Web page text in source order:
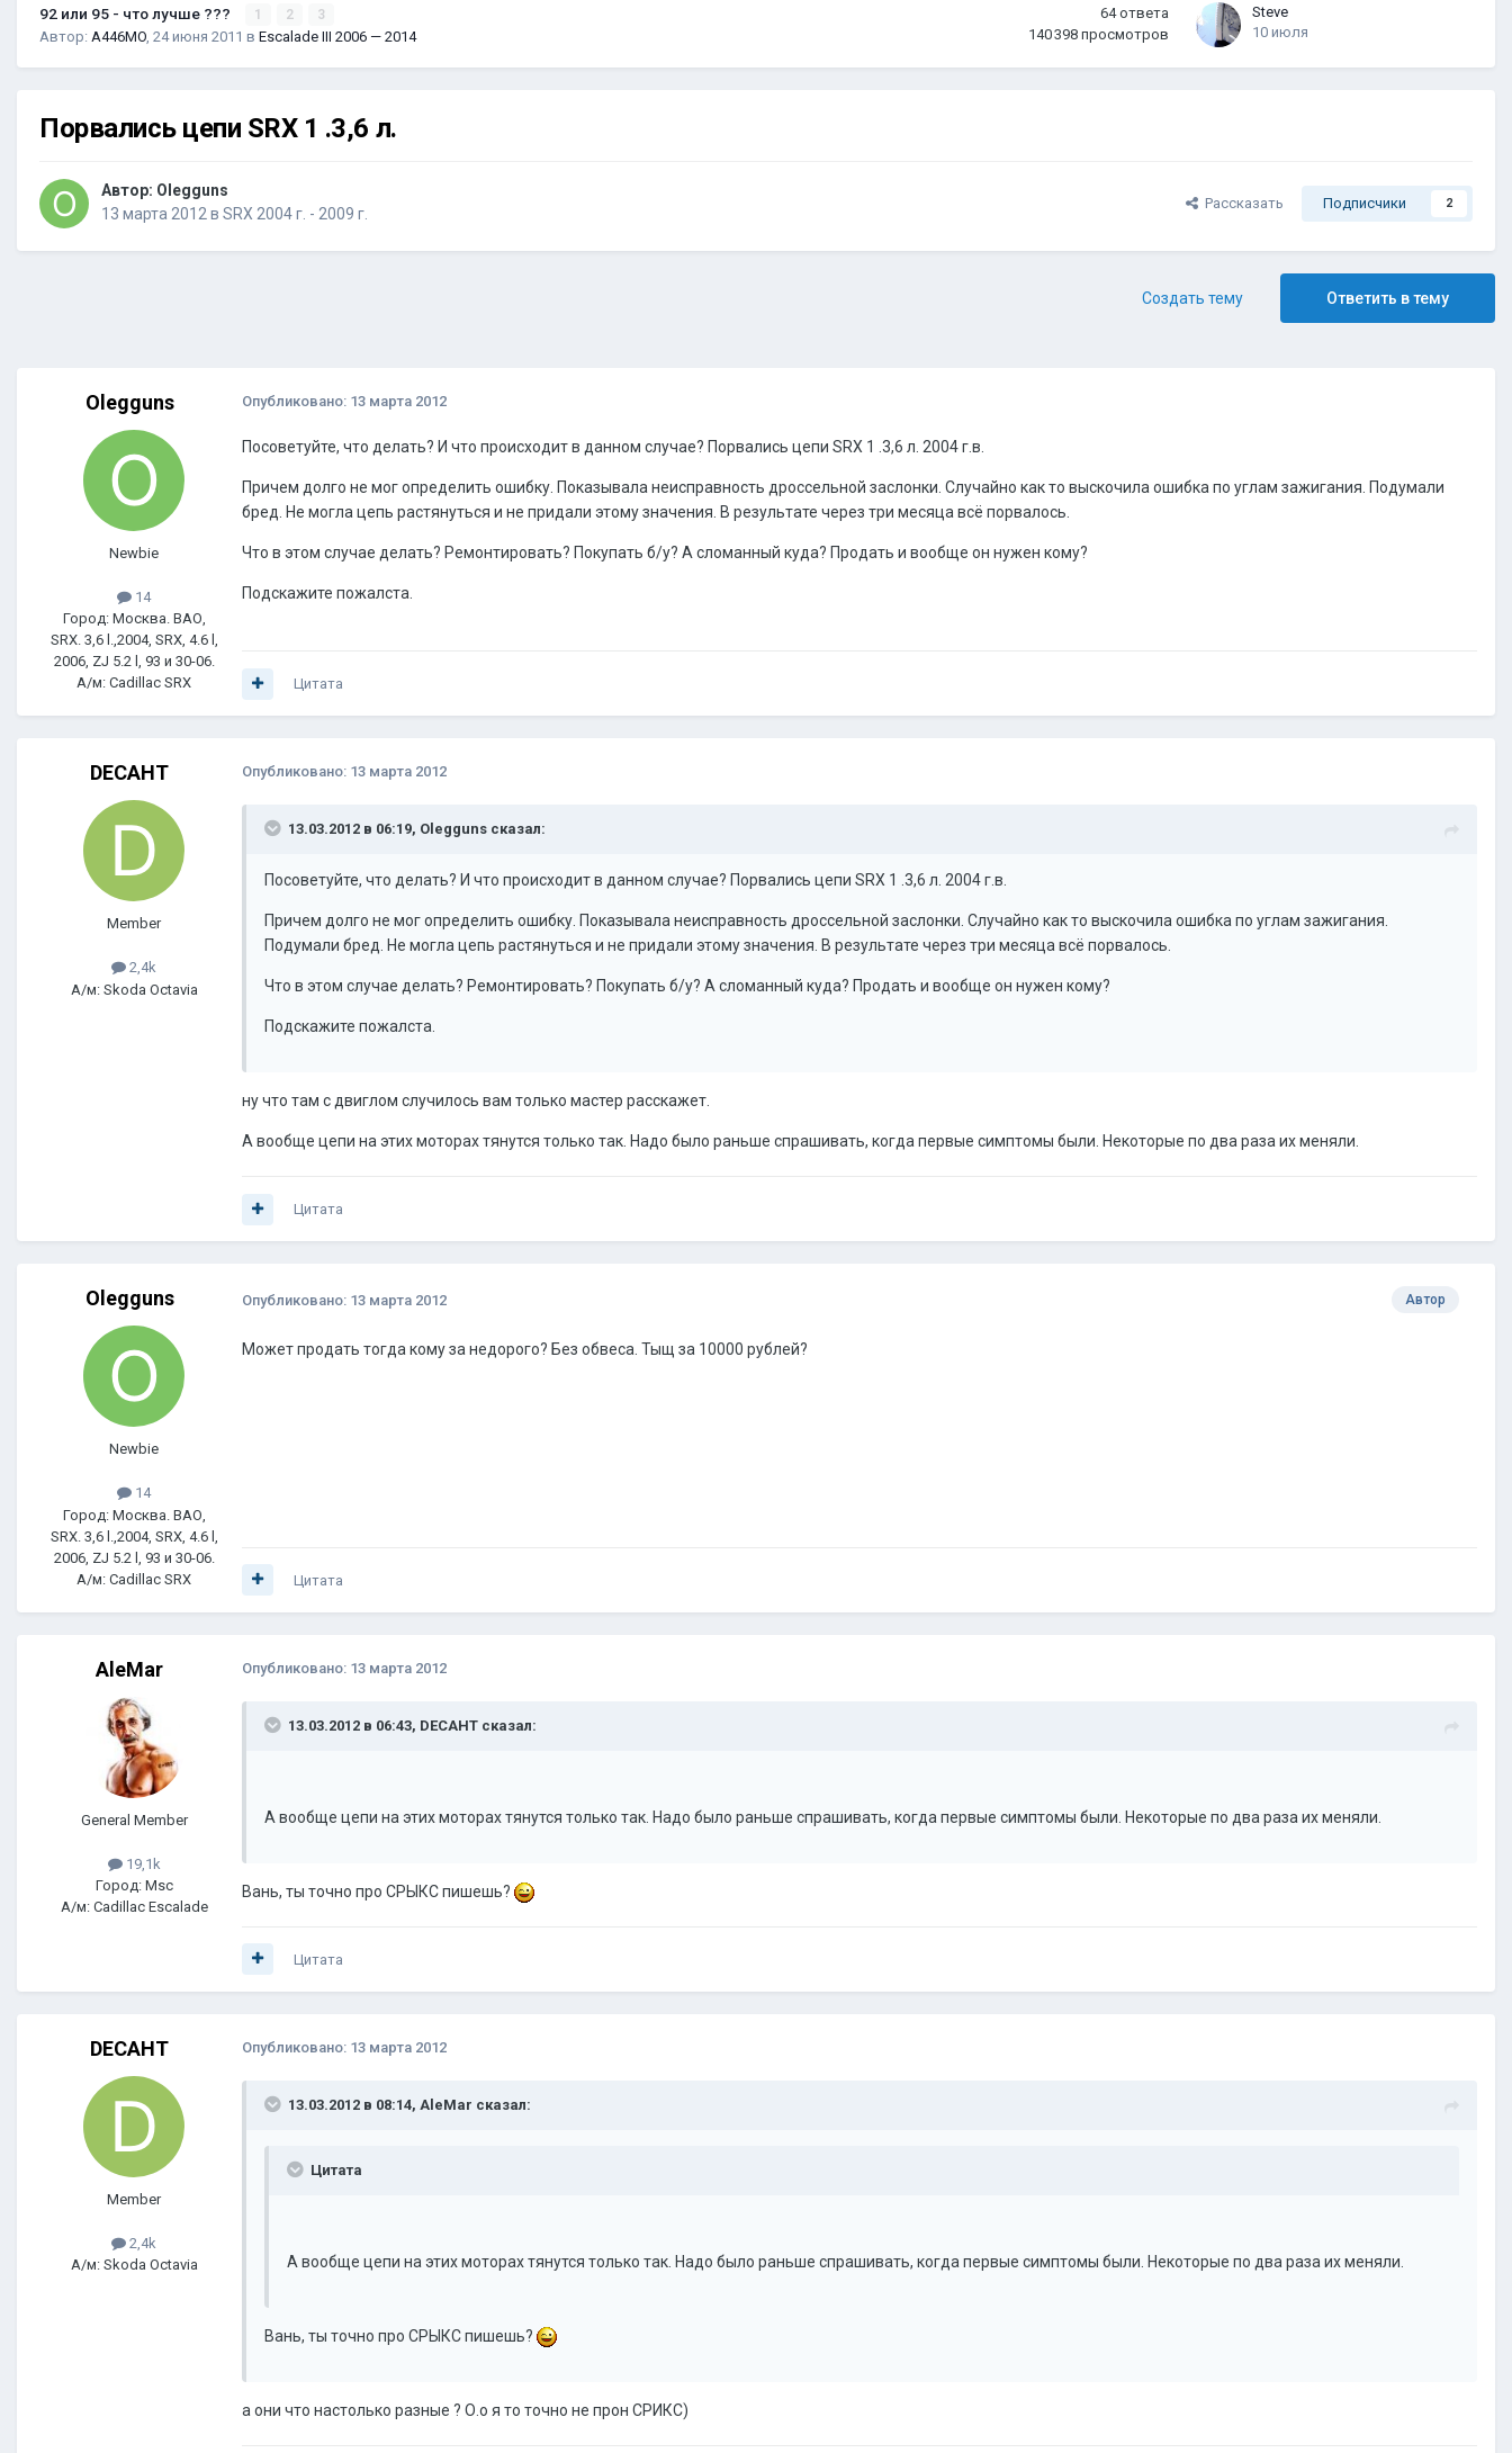
92 или 95 - что лучше ??? 1 2 3
Автор: A446MO 24 июня 2011 в Escalade III 2006 — 2014
64 ответа
140 398 просмотров
Steve
10 июля
Порвались цепи SRX 1 .3,6 л.
Автор: Olegguns
13 марта 2012 в SRX 2004 г. - 2009 г.
Рассказать Подписчики 2
Ответить в тему
Создать тему
Olegguns
Newbie
14
Город: Москва. ВАО,
SRX. 3,6 l.,2004, SRX, 4.6 l,
2006, ZJ 5.2 l, 93 и 30-06.
А/м: Cadillac SRX
Опубликовано: 13 марта 2012
Посоветуйте, что делать? И что происходит в данном случае? Порвались цепи SRX 1 .3,6 л. 2004 г.в.
Причем долго не мог определить ошибку. Показывала неисправность дроссельной заслонки. Случайно как то выскочила ошибка по углам зажигания. Подумали
бред. Не могла цепь растянуться и не придали этому значения. В результате через три месяца всё порвалось.
Что в этом случае делать? Ремонтировать? Покупать б/у? А сломанный куда? Продать и вообще он нужен кому?
Подскажите пожалста.
Цитата
DECAHT
Member
2,4k
А/м: Skoda Octavia
Опубликовано: 13 марта 2012
13.03.2012 в 06:19, Olegguns сказал:
Посоветуйте, что делать? И что происходит в данном случае? Порвались цепи SRX 1 .3,6 л. 2004 г.в.
Причем долго не мог определить ошибку. Показывала неисправность дроссельной заслонки. Случайно как то выскочила ошибка по углам зажигания.
Подумали бред. Не могла цепь растянуться и не придали этому значения. В результате через три месяца всё порвалось.
Что в этом случае делать? Ремонтировать? Покупать б/у? А сломанный куда? Продать и вообще он нужен кому?
Подскажите пожалста.
ну что там с двиглом случилось вам только мастер расскажет.
А вообще цепи на этих моторах тянутся только так. Надо было раньше спрашивать, когда первые симптомы были. Некоторые по два раза их меняли.
Цитата
Olegguns
Newbie
14
Город: Москва. ВАО,
SRX. 3,6 l.,2004, SRX, 4.6 l,
2006, ZJ 5.2 l, 93 и 30-06.
А/м: Cadillac SRX
Автор
Опубликовано: 13 марта 2012
Может продать тогда кому за недорого? Без обвеса. Тыщ за 10000 рублей?
Цитата
AleMar
General Member
19,1k
Город: Msc
А/м: Cadillac Escalade
Опубликовано: 13 марта 2012
13.03.2012 в 06:43, DECAHT сказал:
А вообще цепи на этих моторах тянутся только так. Надо было раньше спрашивать, когда первые симптомы были. Некоторые по два раза их меняли.
Вань, ты точно про СРЫКС пишешь?
Цитата
DECAHT
Member
2,4k
А/м: Skoda Octavia
Опубликовано: 13 марта 2012
13.03.2012 в 08:14, AleMar сказал:
Цитата
А вообще цепи на этих моторах тянутся только так. Надо было раньше спрашивать, когда первые симптомы были. Некоторые по два раза их меняли.
Вань, ты точно про СРЫКС пишешь?
а они что настолько разные ? О.о я то точно не прон СРИКС)